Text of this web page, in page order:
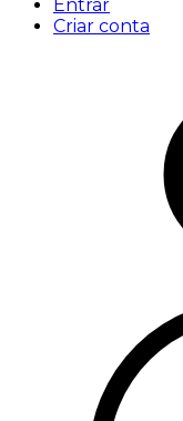
Entrar
Criar conta